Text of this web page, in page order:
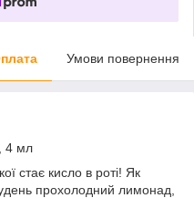
Умови повернення
4 мл
стає кисло в роті! Як
прохолодний лимонад,